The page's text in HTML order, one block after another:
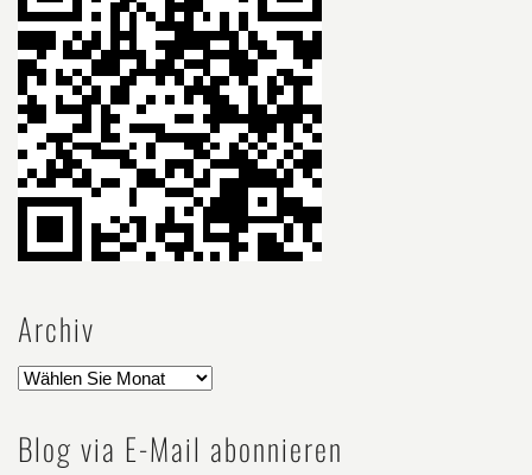
Archiv
Blog via E-Mail abonnieren